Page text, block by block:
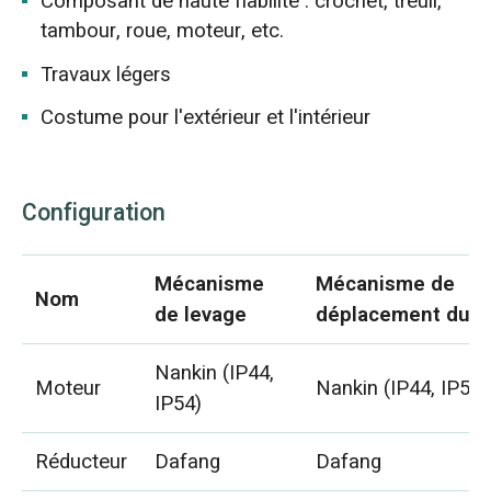
tambour, roue, moteur, etc.
Travaux légers
Costume pour l'extérieur et l'intérieur
Configuration
Nom
Mécanisme
de levage
Mécanisme de
déplacement du
Moteur
Nankin (IP44,
IP54)
Nankin (IP44, IP54)
Réducteur Dafang Dafang